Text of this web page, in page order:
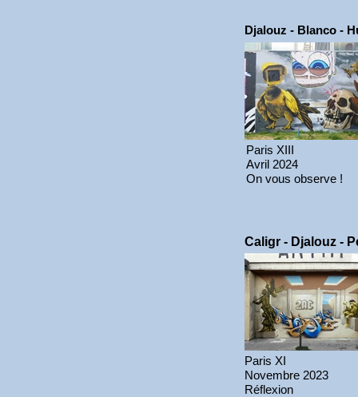
Djalouz - Blanco -
Paris XIII
Avril 2024
On vous observe !
Caligr - Djalouz -
Paris XI
Novembre 2023
Réflexion